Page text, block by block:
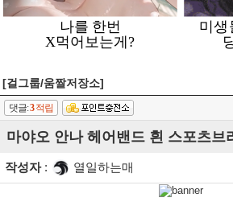
[걸그룹/움짤저장소]
댓글:3적립
마야오 안나 헤어밴드 흰 스포츠브
작성자: 열일하는매